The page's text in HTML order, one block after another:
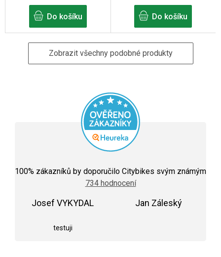
Do košíku Do košíku
Zobrazit všechny podobné produkty
hodnocení
obchodu
je
100% zákazníků by doporučilo Citybikes svým známým
734 hodnocení
Josef VYKYDAL
testuji
Jan Záleský